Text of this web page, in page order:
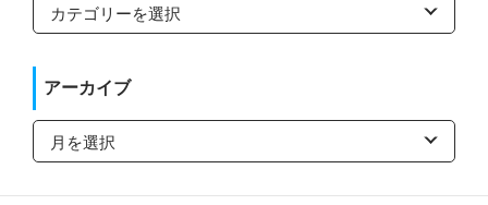
ゴ
ー
アーカイブ
ア
カ
ブ